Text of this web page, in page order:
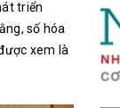
triển
số hóa
xem là